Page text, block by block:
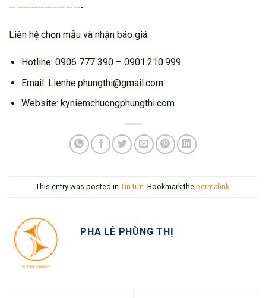
——————————-
Liên hệ chọn mẫu và nhận báo giá:
Hotline: 0906 777 390 – 0901.210.999
Email: Lienhe.phungthi@gmail.com
Website: kyniemchuongphungthi.com
This entry was posted in Tin tức. Bookmark the permalink.
PHA LÊ PHÙNG THỊ